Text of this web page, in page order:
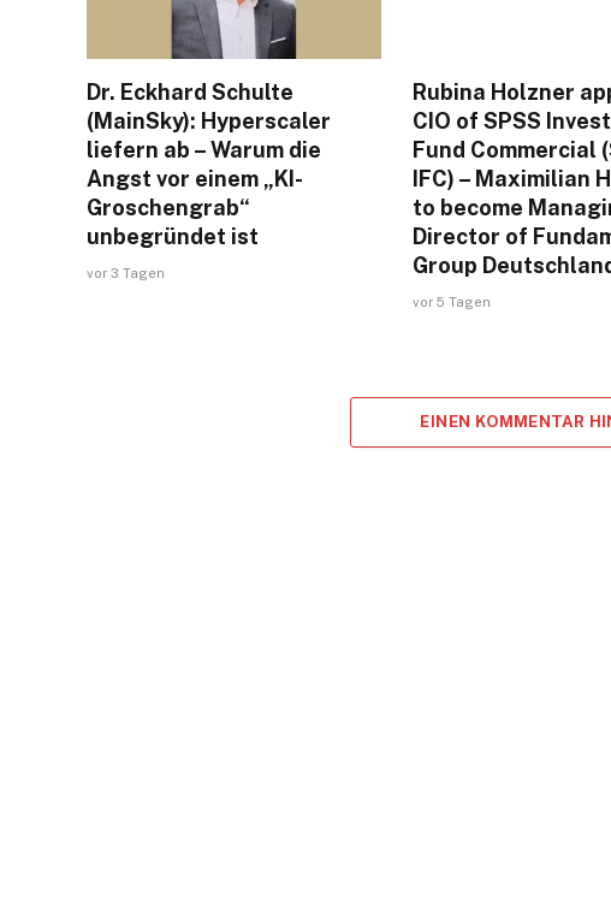
Dr. Eckhard Schulte
(MainSky): Hyperscaler
liefern ab – Warum die
Angst vor einem „KI-
Groschengrab“
unbegründet ist
vor 3 Tagen
Rubina Holzner
CIO of SPSS
Fund Commercial
IFC) – Maximilian
to become
Director of
Group
vor 5 Tagen
EINEN KOMMENTAR